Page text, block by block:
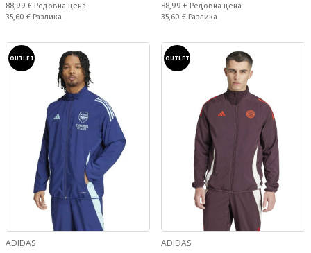
Редовна цена:
88,99 € Редовна цена
Спестявате:
35,60 € Разлика
Редовна цена:
88,99 € Редовна цена
Спестявате:
35,60 € Разлика
OUTLET
ADIDAS
OUTLET
ADIDAS